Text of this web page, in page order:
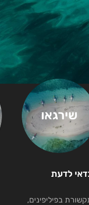
שירגאו
לדעת
בפיליפינים,